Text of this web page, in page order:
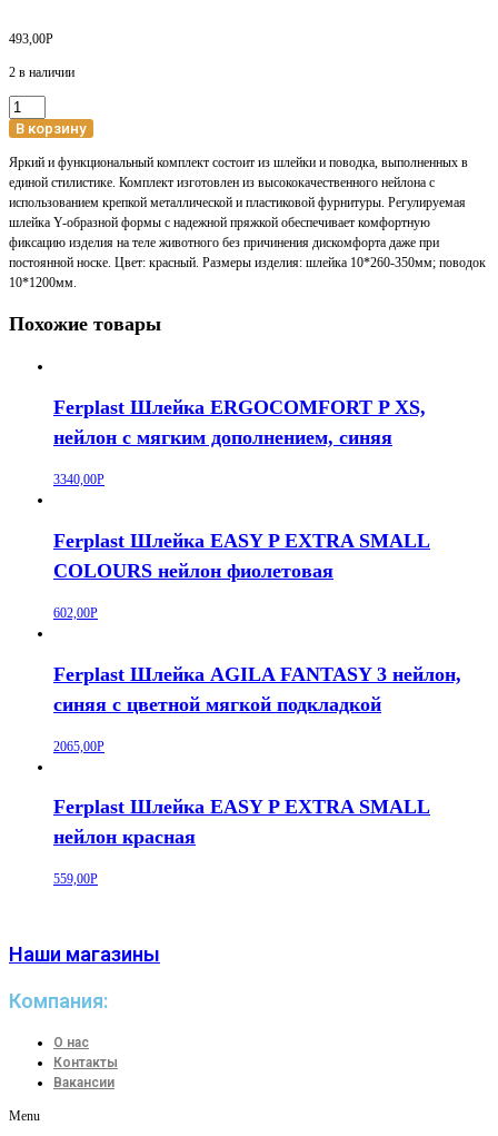
493,00Р
2 в наличии
Количество
товара
Комплект
шлейка
и
поводок
нейлоновый
"Звездочки"
XS,
350мм;
В корзину
Яркий и функциональный комплект состоит из шлейки и поводка, выполненных в
единой стилистике. Комплект изготовлен из высококачественного нейлона с
использованием крепкой металлической и пластиковой фурнитуры. Регулируемая
шлейка Y-образной формы с надежной пряжкой обеспечивает комфортную
фиксацию изделия на теле животного без причинения дискомфорта даже при
постоянной носке. Цвет: красный. Размеры изделия: шлейка 10*260-350мм; поводок
10*1200мм.
Похожие товары
Ferplast Шлейка ERGOCOMFORT P XS,
нейлон с мягким дополнением, синяя
3340,00Р
Ferplast Шлейка EASY P EXTRA SMALL
COLOURS нейлон фиолетовая
602,00Р
Ferplast Шлейка AGILA FANTASY 3 нейлон,
синяя с цветной мягкой подкладкой
2065,00Р
Ferplast Шлейка EASY P EXTRA SMALL
нейлон красная
559,00Р
Наши магазины
Компания:
О нас
Контакты
Вакансии
Menu